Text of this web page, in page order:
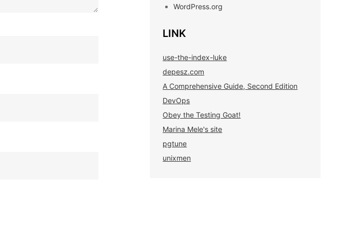
WordPress.org
LINK
use-the-index-luke
depesz.com
A Comprehensive Guide, Second Edition
DevOps
Obey the Testing Goat!
Marina Mele's site
pgtune
unixmen